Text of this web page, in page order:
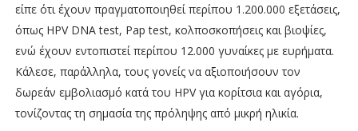
είπε ότι έχουν πραγματοποιηθεί περίπου 1.200.000 εξετάσεις,
όπως HPV DNA test, Pap test, κολποσκοπήσεις και βιοψίες,
ενώ έχουν εντοπιστεί περίπου 12.000 γυναίκες με ευρήματα.
Κάλεσε, παράλληλα, τους γονείς να αξιοποιήσουν τον
δωρεάν εμβολιασμό κατά του HPV για κορίτσια και αγόρια,
τονίζοντας τη σημασία της πρόληψης από μικρή ηλικία.